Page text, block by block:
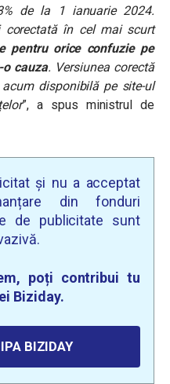
de la 1 ianuarie 2024.
în cel mai scurt
pentru orice confuzie pe
cauza. Versiunea corectă
disponibilă pe site-ul
”, a spus ministrul de
și nu a acceptat
din fonduri
de publicitate sunt
poți contribui tu
Biziday.
BIZIDAY